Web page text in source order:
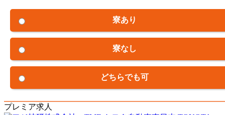
寮あり
寮なし
どちらでも可
プレミア求人